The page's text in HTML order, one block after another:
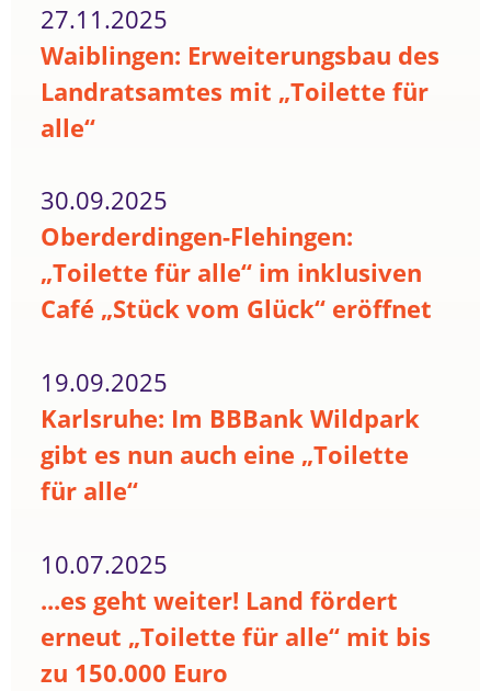
27.11.2025
Waiblingen: Erweiterungsbau des
Landratsamtes mit „Toilette für
alle“
30.09.2025
Oberderdingen-Flehingen:
„Toilette für alle“ im inklusiven
Café „Stück vom Glück“ eröffnet
19.09.2025
Karlsruhe: Im BBBank Wildpark
gibt es nun auch eine „Toilette
für alle“
10.07.2025
...es geht weiter! Land fördert
erneut „Toilette für alle“ mit bis
zu 150.000 Euro